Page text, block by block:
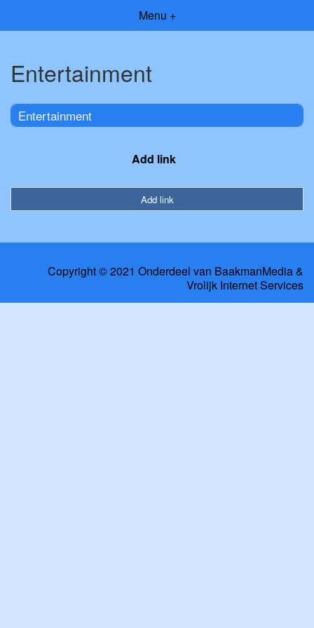
Menu +
Entertainment
Entertainment
Add link
Add link
Copyright © 2021 Onderdeel van BaakmanMedia&
Vrolijk Internet Services